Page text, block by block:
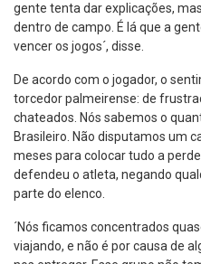
gente tenta dar explicações,
dentro de campo. É lá que a
vencer os jogos´, disse.
De acordo com o jogador, o
torcedor palmeirense: de
chateados. Nós sabemos o
Brasileiro. Não disputamos um
meses para colocar tudo a
defendeu o atleta, negando
parte do elenco.
´Nós ficamos concentrados
viajando, e não é por causa de